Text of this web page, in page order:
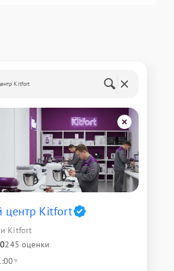
Kitfort
центр Kitfort
Kitfort
245 оценки